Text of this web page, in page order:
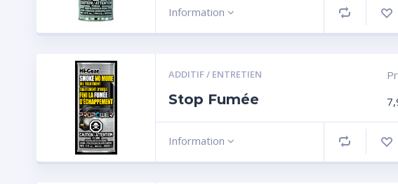
Information
ADDITIF / ENTRETIEN
Stop Fumée
Information